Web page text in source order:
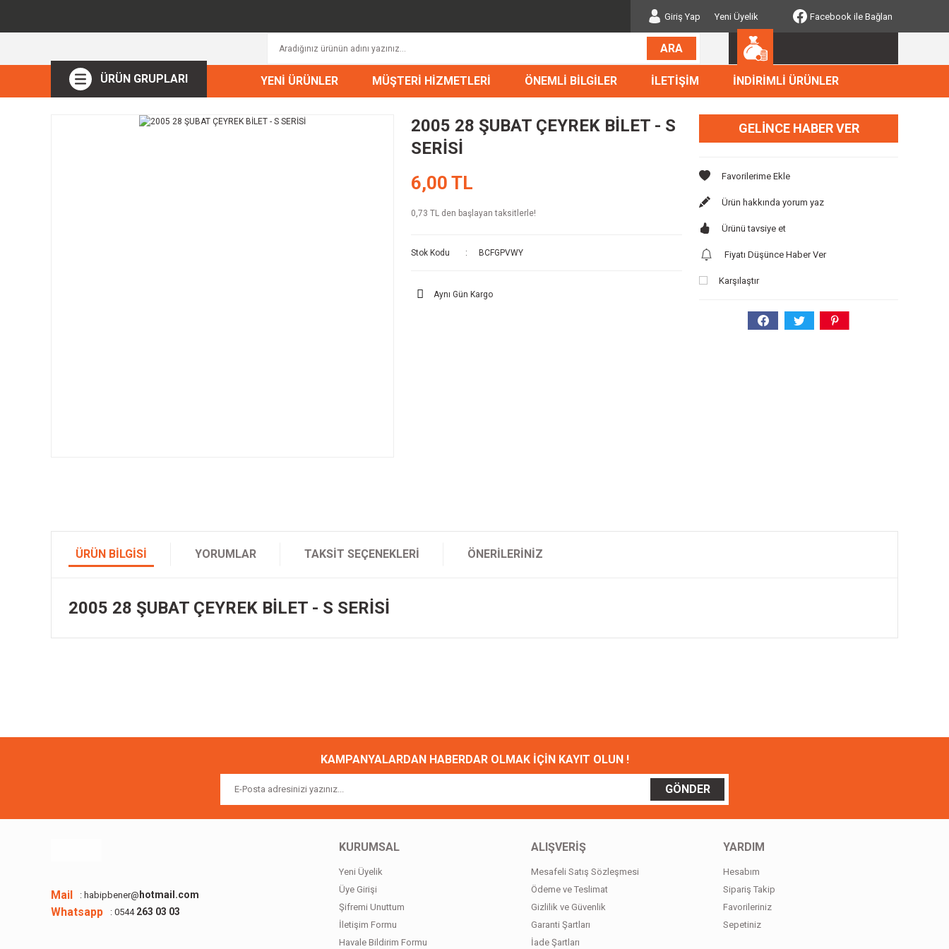
Giriş Yap Yeni Üyelik Facebook ile Bağlan
ARA
ÜRÜN GRUPLARI YENİ ÜRÜNLER MÜŞTERİ HİZMETLERİ ÖNEMLİ BİLGİLER İLETİŞİM İNDİRİMLİ ÜRÜNLER
2005 28 ŞUBAT ÇEYREK BİLET - S
SERİSİ
6,00 TL
0,73 TL den başlayan taksitlerle!
Stok Kodu BCFGPVWY
Aynı Gün Kargo
GELINCE HABER VER
Ürün hakkında yorum yaz
Ürünü tavsiye et
Fiyatı Düşünce Haber Ver
Karşılaştır
ÜRÜN BILGISI YORUMLAR TAKSIT SEÇENEKLERI ÖNERILERINIZ
2005 28 ŞUBAT ÇEYREK BİLET - S SERİSİ
Bu ürüne benzer farklı alternatifler olmalı.
KAMPANYALARDAN HABERDAR OLMAK İÇİN KAYIT OLUN !
GÖNDER
Mail : habipbener@ hotmail.com
Whatsapp : 0544263 03 03
KURUMSAL
Yeni Üyelik
Üye Girişi
Şifremi Unuttum
İletişim Formu
Havale Bildirim Formu
ALIŞVERİŞ
Mesafeli Satış Sözleşmesi
Ödeme ve Teslimat
Gizlilik ve Güvenlik
Garanti Şartları
İade Şartları
YARDIM
Hesabım
Sipariş Takip
Favorileriniz
Sepetiniz